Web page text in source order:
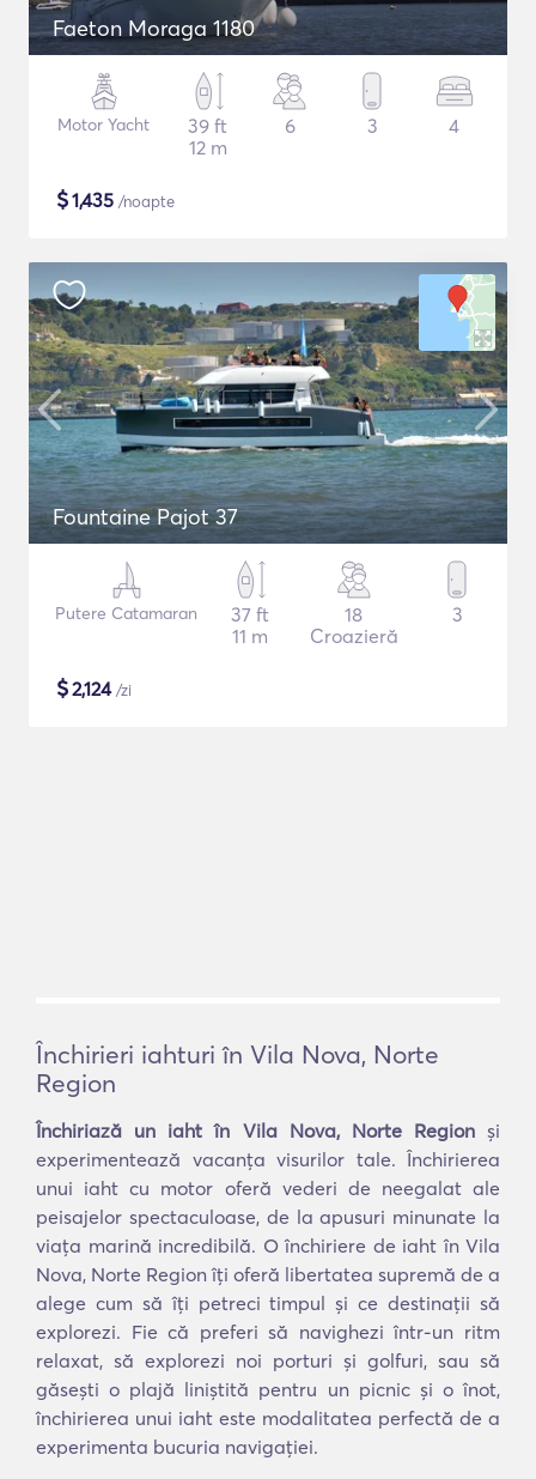
Faeton Moraga 1180
Motor Yacht
39 ft
12 m
6 3 4
$1,435 /noapte
Fountaine Pajot 37
Putere Catamaran
37 ft
11 m
18
Croazieră
3
$2,124/zi
Închirieri iahturi în Vila Nova, Norte
Region
Închiriază un iaht în Vila Nova, Norte Regionși
experimentează vacanța visurilor tale. Închirierea
unui iaht cu motor oferă vederi de neegalat ale
peisajelor spectaculoase, de la apusuri minunate la
viața marină incredibilă. O închiriere de iaht în Vila
Nova, Norte Region îți oferă libertatea supremă de a
alege cum să îți petreci timpul și ce destinații să
explorezi. Fie că preferi să navighezi într-un ritm
relaxat, să explorezi noi porturi și golfuri, sau să
găsești o plajă liniștită pentru un picnic și o înot,
închirierea unui iaht este modalitatea perfectă de a
experimenta bucuria navigației.